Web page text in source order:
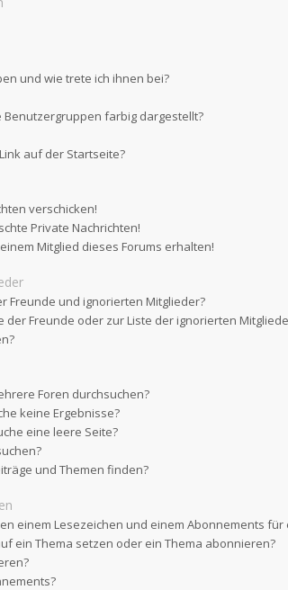
und wie trete ich ihnen bei?
farbig dargestellt?
auf der Startseite?
verschicken!
Private Nachrichten!
Mitglied dieses Forums erhalten!
Freunde und ignorierten Mitglieder?
der Freunde oder zur Liste der ignorierten
Foren durchsuchen?
keine Ergebnisse?
eine leere Seite?
und Themen finden?
einem Lesezeichen und einem Abonnements für
ein Thema setzen oder ein Thema abonnieren?